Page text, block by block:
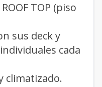
ROOF TOP (piso
sus deck y
cada
climatizado.